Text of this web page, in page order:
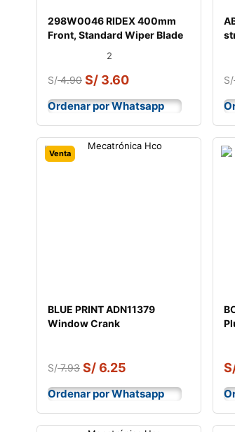
298W0046 RIDEX 400mm
Front, Standard Wiper Blade
2
S/4.90 S/ 3.60
Ordenar por Whatsapp
S/
Venta
BLUE PRINT ADN11379
Window Crank
S/7.93 S/6.25
Ordenar por Whatsapp